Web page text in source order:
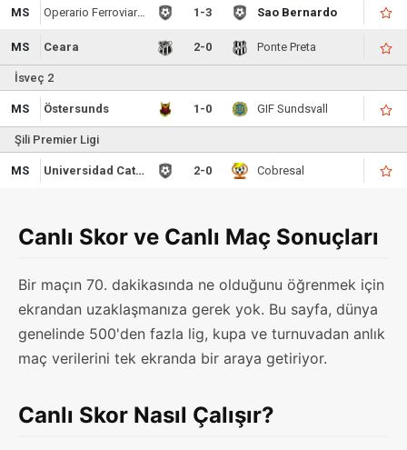
MS Operario Ferroviario 1-3 Sao Bernardo
MS Ceara 2-0 Ponte Preta
İsveç 2
MS Östersunds 1-0 GIF Sundsvall
Şili Premier Ligi
MS Universidad Catolica 2-0 Cobresal
Canlı Skor ve Canlı Maç Sonuçları
Bir maçın 70. dakikasında ne olduğunu öğrenmek için
ekrandan uzaklaşmanıza gerek yok. Bu sayfa, dünya
genelinde 500'den fazla lig, kupa ve turnuvadan anlık
maç verilerini tek ekranda bir araya getiriyor.
Canlı Skor Nasıl Çalışır?